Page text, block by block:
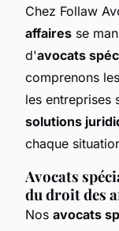
Chez Follaw
affaires se
d'avocats
comprenons
les entreprises
solutions
chaque
Avocats
du droit des
Nos avocats